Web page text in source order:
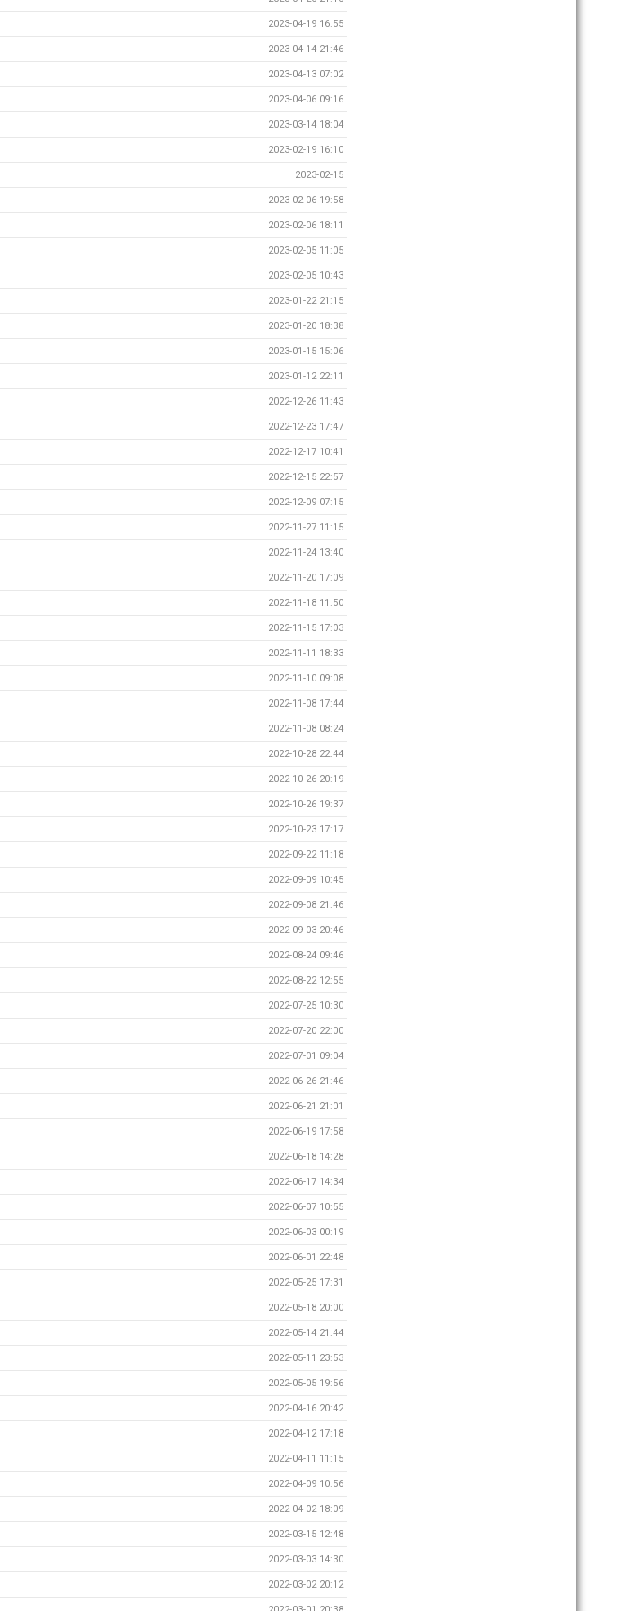
2023-04-19 16:55
2023-04-14 21:46
2023-04-13 07:02
2023-04-06 09:16
2023-03-14 18:04
2023-02-19 16:10
2023-02-15
2023-02-06 19:58
2023-02-06 18:11
2023-02-05 11:05
2023-02-05 10:43
2023-01-22 21:15
2023-01-20 18:38
2023-01-15 15:06
2023-01-12 22:11
2022-12-26 11:43
2022-12-23 17:47
2022-12-17 10:41
2022-12-15 22:57
2022-12-09 07:15
2022-11-27 11:15
2022-11-24 13:40
2022-11-20 17:09
2022-11-18 11:50
2022-11-15 17:03
2022-11-11 18:33
2022-11-10 09:08
2022-11-08 17:44
2022-11-08 08:24
2022-10-28 22:44
2022-10-26 20:19
2022-10-26 19:37
2022-10-23 17:17
2022-09-22 11:18
2022-09-09 10:45
2022-09-08 21:46
2022-09-03 20:46
2022-08-24 09:46
2022-08-22 12:55
2022-07-25 10:30
2022-07-20 22:00
2022-07-01 09:04
2022-06-26 21:46
2022-06-21 21:01
2022-06-19 17:58
2022-06-18 14:28
2022-06-17 14:34
2022-06-07 10:55
2022-06-03 00:19
2022-06-01 22:48
2022-05-25 17:31
2022-05-18 20:00
2022-05-14 21:44
2022-05-11 23:53
2022-05-05 19:56
2022-04-16 20:42
2022-04-12 17:18
2022-04-11 11:15
2022-04-09 10:56
2022-04-02 18:09
2022-03-15 12:48
2022-03-03 14:30
2022-03-02 20:12